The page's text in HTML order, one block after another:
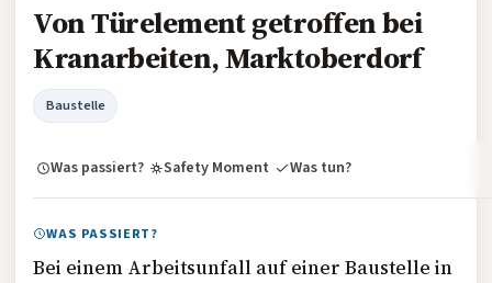
Von Türelement getroffen bei
Kranarbeiten, Marktoberdorf
Baustelle
Was passiert? Safety Moment Was tun?
WAS PASSIERT?
Bei einem Arbeitsunfall auf einer Baustelle in